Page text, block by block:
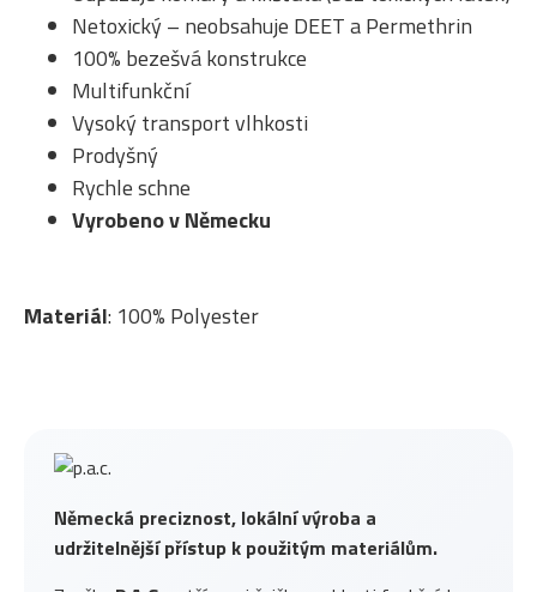
Německá preciznost, lokální výroba a
udržitelnější přístup k použitým materiálům.
Netoxický – neobsahuje DEET a Permethrin
100% bezešvá konstrukce
Multifunkční
Vysoký transport vlhkosti
Prodyšný
Rychle schne
Vyrobeno v Německu
Materiál: 100% Polyester